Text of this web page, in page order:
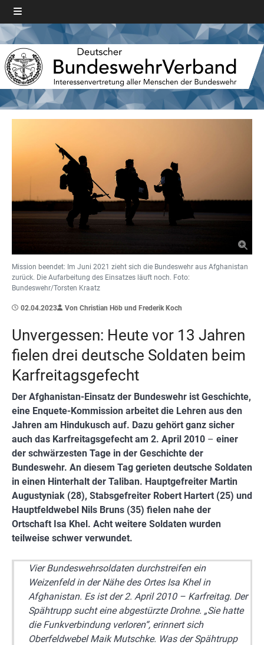
Mission beendet: Im Juni 2021 zieht sich die Bundeswehr aus Afghanistan
zurück. Die Aufarbeitung des Einsatzes läuft noch. Foto:
Bundeswehr/Torsten Kraatz
02.04.2023 Von Christian Höb und Frederik Koch
Unvergessen: Heute vor 13 Jahren
fielen drei deutsche Soldaten beim
Karfreitagsgefecht
Der Afghanistan-Einsatz der Bundeswehr ist Geschichte,
eine Enquete-Kommission arbeitet die Lehren aus den
Jahren am Hindukusch auf. Dazu gehört ganz sicher
auch das Karfreitagsgefecht am 2. April 2010 – einer
der schwärzesten Tage in der Geschichte der
Bundeswehr. An diesem Tag gerieten deutsche Soldaten
in einen Hinterhalt der Taliban. Hauptgefreiter Martin
Augustyniak (28), Stabsgefreiter Robert Hartert (25) und
Hauptfeldwebel Nils Bruns (35) fielen nahe der
Ortschaft Isa Khel. Acht weitere Soldaten wurden
teilweise schwer verwundet.
Vier Bundeswehrsoldaten durchstreifen ein
Weizenfeld in der Nähe des Ortes Isa Khel in
Afghanistan. Es ist der 2. April 2010 – Karfreitag. Der
Spähtrupp sucht eine abgestürzte Drohne. „Sie hatte
die Funkverbindung verloren“, erinnert sich
Oberfeldwebel Maik Mutschke. Was der Spähtrupp